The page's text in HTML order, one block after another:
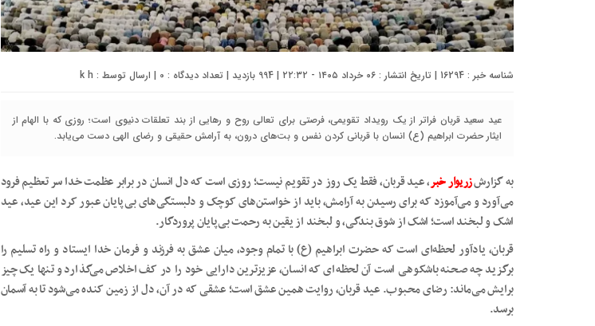
شناسه خبر : 16294 | تاریخ انتشار : ۰۶ خرداد ۱۴۰۵ - ۲۲:۳۲ | 994 بازدید | تعداد دیدگاه : 0 | ارسال توسط : k h
عید سعید قربان فراتر از یک رویداد تقویمی، فرصتی برای تعالی روح و رهایی از بند تعلقات دنیوی است؛ روزی که با الهام از
ایثار حضرت ابراهیم (ع) انسان با قربانی کردن نفس و بت‌های درون، به آرامش حقیقی و رضای الهی دست می‌یابد.
به گزارشزریوار خبر، عید قربان، فقط یک روز در تقویم نیست؛ روزی است که دل انسان در برابر عظمت خدا سر تعظیم فرود
می‌آورد و می‌آموزد که برای رسیدن به آرامش، باید از خواستن‌های کوچک و دلبستگی‌های بی‌پایان عبور کرد این عید، عید
اشک و لبخند است؛ اشک از شوق بندگی، و لبخند از یقین به رحمت بی‌پایان پروردگار.
قربان، یادآور لحظه‌ای است که حضرت ابراهیم (ع) با تمام وجود، میان عشق به فرزند و فرمان خدا ایستاد و راه تسلیم را
برگزید چه صحنه باشکوهی است آن لحظه‌ای که انسان، عزیزترین دارایی خود را در کف اخلاص می‌گذارد و تنها یک چیز
برایش می‌ماند: رضای محبوب. عید قربان، روایت همین عشق است؛ عشقی که در آن، دل از زمین کنده می‌شود تا به آسمان
برسد.